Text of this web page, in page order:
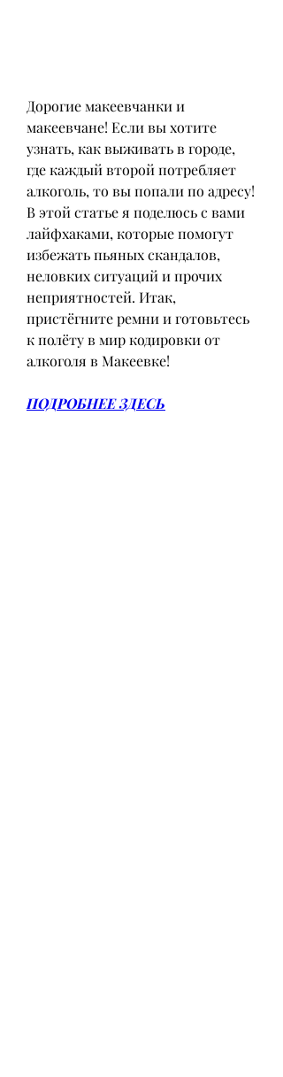
Дорогие макеевчанки и
макеевчане! Если вы хотите
узнать, как выживать в городе,
где каждый второй потребляет
алкоголь, то вы попали по адресу!
В этой статье я поделюсь с вами
лайфхаками, которые помогут
избежать пьяных скандалов,
неловких ситуаций и прочих
неприятностей. Итак,
пристёгните ремни и готовьтесь
к полёту в мир кодировки от
алкоголя в Макеевке!
ПОДРОБНЕЕ ЗДЕСЬ